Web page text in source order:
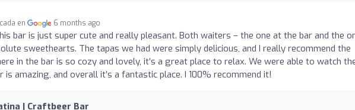
en 6 months ago
bar is just super cute and really pleasant. Both waiters – the one at the bar and the
sweethearts. The tapas we had were simply delicious, and I really recommend the
in the bar is so cozy and lovely, it’s a great place to relax. We were able to watch
amazing, and overall it’s a fantastic place. I 100% recommend it!
| Craftbeer Bar